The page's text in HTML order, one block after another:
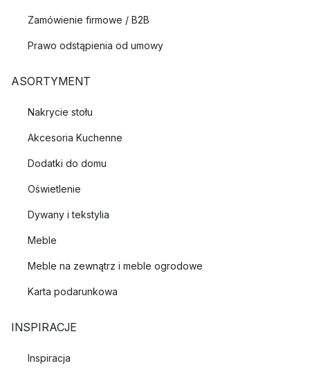
Zamówienie firmowe / B2B
Prawo odstąpienia od umowy
ASORTYMENT
Nakrycie stołu
Akcesoria Kuchenne
Dodatki do domu
Oświetlenie
Dywany i tekstylia
Meble
Meble na zewnątrz i meble ogrodowe
Karta podarunkowa
INSPIRACJE
Inspiracja